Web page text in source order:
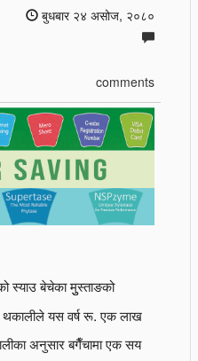
बुधबार २४ असोज, २०८०
comments
स्याउ बेचेका मुुस्ताङको
थकालीले यस वर्ष रू. एक लाख
अनुसार बगैँचामा एक सय